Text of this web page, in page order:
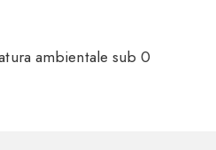
ambientale sub 0